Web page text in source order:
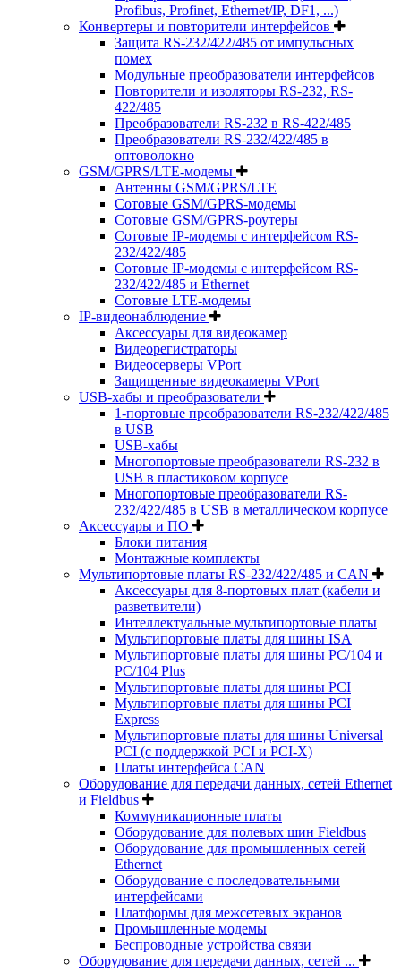
Profibus, Profinet, Ethernet/IP, DF1, ...)
Конвертеры и повторители интерфейсов
Защита RS-232/422/485 от импульсных
помех
Модульные преобразователи интерфейсов
Повторители и изоляторы RS-232, RS-
422/485
Преобразователи RS-232 в RS-422/485
Преобразователи RS-232/422/485 в
оптоволокно
GSM/GPRS/LTE-модемы
Антенны GSM/GPRS/LTE
Сотовые GSM/GPRS-модемы
Сотовые GSM/GPRS-роутеры
Сотовые IP-модемы с интерфейсом RS-
232/422/485
Сотовые IP-модемы с интерфейсом RS-
232/422/485 и Ethernet
Сотовые LTE-модемы
IP-видеонаблюдение
Аксессуары для видеокамер
Видеорегистраторы
Видеосерверы VPort
Защищенные видеокамеры VPort
USB-хабы и преобразователи
1-портовые преобразователи RS-232/422/485
в USB
USB-хабы
Многопортовые преобразователи RS-232 в
USB в пластиковом корпусе
Многопортовые преобразователи RS-
232/422/485 в USB в металлическом корпусе
Аксессуары и ПО
Блоки питания
Монтажные комплекты
Мультипортовые платы RS-232/422/485 и CAN
Аксессуары для 8-портовых плат (кабели и
разветвители)
Интеллектуальные мультипортовые платы
Мультипортовые платы для шины ISA
Мультипортовые платы для шины PC/104 и
PC/104 Plus
Мультипортовые платы для шины PCI
Мультипортовые платы для шины PCI
Express
Мультипортовые платы для шины Universal
PCI (с поддержкой PCI и PCI-X)
Платы интерфейса CAN
Оборудование для передачи данных, сетей Ethernet
и Fieldbus
Коммуникационные платы
Оборудование для полевых шин Fieldbus
Оборудование для промышленных сетей
Ethernet
Оборудование с последовательными
интерфейсами
Платформы для межсетевых экранов
Промышленные модемы
Беспроводные устройства связи
Оборудование для передачи данных, сетей ...